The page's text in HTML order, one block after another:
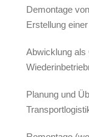
Demontage
Erstellung
Abwicklung als
Planung und